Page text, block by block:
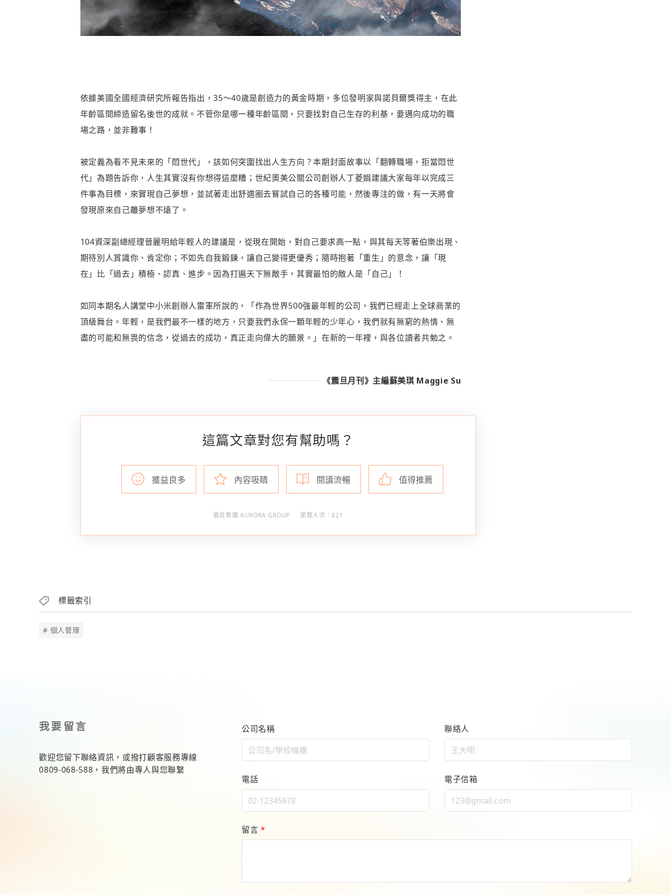
依據美國全國經濟研究所報告指出，35～40歲是創造力的黃金時期，多位發明家與諾貝爾獎得主，在此
年齡區間締造留名後世的成就。不管你是哪一種年齡區間，只要找對自己生存的利基，要邁向成功的職
場之路，並非難事！
被定義為看不見未來的「悶世代」，該如何突圍找出人生方向？本期封面故事以「翻轉職場，拒當悶世
代」為題告訴你，人生其實沒有你想得這麼糟；世紀奧美公關公司創辦人丁菱娟建議大家每年以完成三
件事為目標，來實現自己夢想，並試著走出舒適圈去嘗試自己的各種可能，然後專注的做，有一天將會
發現原來自己離夢想不遠了。
104資深副總經理晉麗明給年輕人的建議是，從現在開始，對自己要求高一點，與其每天等著伯樂出現、
期待別人賞識你、肯定你；不如先自我鍛鍊，讓自己變得更優秀；隨時抱著「重生」的意念，讓「現
在」比「過去」積極、認真、進步。因為打遍天下無敵手，其實最怕的敵人是「自己」！
如同本期名人講堂中小米創辦人雷軍所說的，「作為世界500強最年輕的公司，我們已經走上全球商業的
頂級舞台。年輕，是我們最不一樣的地方，只要我們永保一顆年輕的少年心，我們就有無窮的熱情、無
盡的可能和無畏的信念，從過去的成功，真正走向偉大的願景。」在新的一年裡，與各位讀者共勉之。
《震旦月刊》主編蘇美琪 Maggie Su
這篇文章對您有幫助嗎？
獲益良多 內容吸睛 閱讀流暢 值得推薦
震旦集團 AURORA GROUP 瀏覽人次：821
標籤索引
# 個人管理
我要留言
歡迎您留下聯絡資訊，或撥打顧客服務專線
0809-068-588 ，我們將由專人與您聯繫
公司名稱 聯絡人
電話 電子信箱
留言*